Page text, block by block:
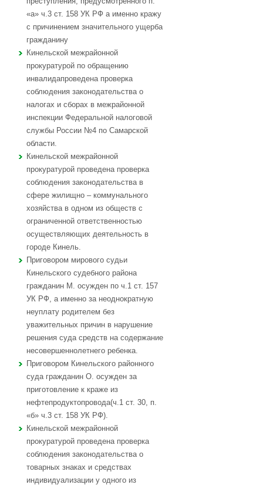
«а» ч.3 ст. 158 УК РФ а именно кражу
с причинением значительного ущерба
гражданину
Кинельской межрайонной
прокуратурой по обращению
инвалидапроведена проверка
соблюдения законодательства о
налогах и сборах в межрайонной
инспекции Федеральной налоговой
службы России №4 по Самарской
области.
Кинельской межрайонной
прокуратурой проведена проверка
соблюдения законодательства в
сфере жилищно – коммунального
хозяйства в одном из обществ с
ограниченной ответственностью
осуществляющих деятельность в
городе Кинель.
Приговором мирового судьи
Кинельского судебного района
гражданин М. осужден по ч.1 ст. 157
УК РФ, а именно за неоднократную
неуплату родителем без
уважительных причин в нарушение
решения суда средств на содержание
несовершеннолетнего ребенка.
Приговором Кинельского районного
суда гражданин О. осужден за
приготовление к краже из
нефтепродуктопровода(ч.1 ст. 30, п.
«б» ч.3 ст. 158 УК РФ).
Кинельской межрайонной
прокуратурой проведена проверка
соблюдения законодательства о
товарных знаках и средствах
индивидуализации у одного из